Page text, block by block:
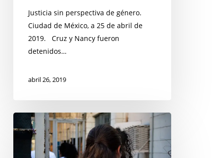
Justicia sin perspectiva de género.
Ciudad de México, a 25 de abril de
2019. Cruz y Nancy fueron
detenidos…
abril 26, 2019
VACANTE
EN